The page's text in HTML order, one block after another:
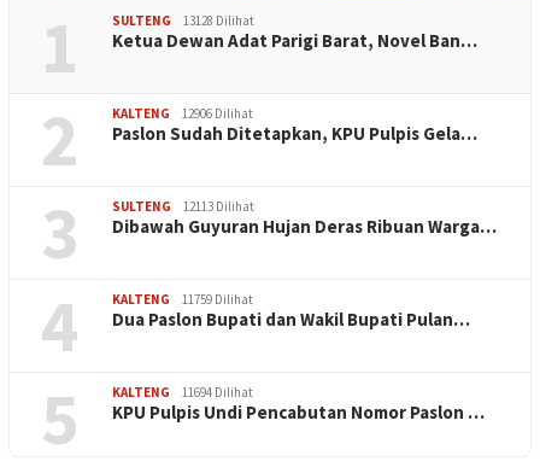
1 SULTENG 13128 Dilihat
Ketua Dewan Adat Parigi Barat, Novel Ban…
2 KALTENG 12906 Dilihat
Paslon Sudah Ditetapkan, KPU Pulpis Gela…
3 SULTENG 12113 Dilihat
Dibawah Guyuran Hujan Deras Ribuan Warga…
4 KALTENG 11759 Dilihat
Dua Paslon Bupati dan Wakil Bupati Pulan…
5 KALTENG 11694 Dilihat
KPU Pulpis Undi Pencabutan Nomor Paslon …